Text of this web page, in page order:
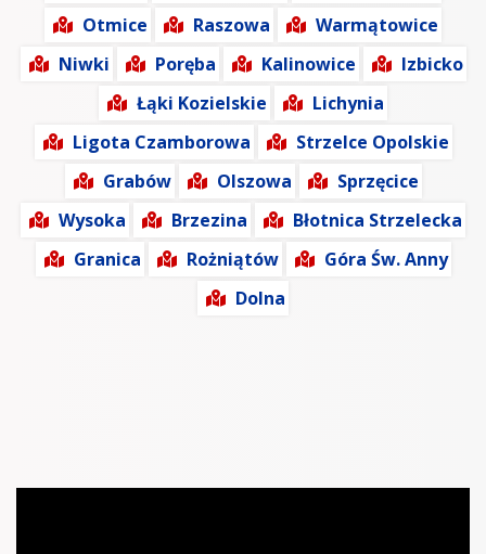
Otmice
Raszowa
Warmątowice
Niwki
Poręba Kalinowice
Izbicko
Łąki Kozielskie
Lichynia
Ligota Czamborowa
Strzelce Opolskie
Grabów
Olszowa
Sprzęcice
Wysoka
Brzezina
Błotnica Strzelecka
Granica
Rożniątów
Góra Św. Anny
Dolna